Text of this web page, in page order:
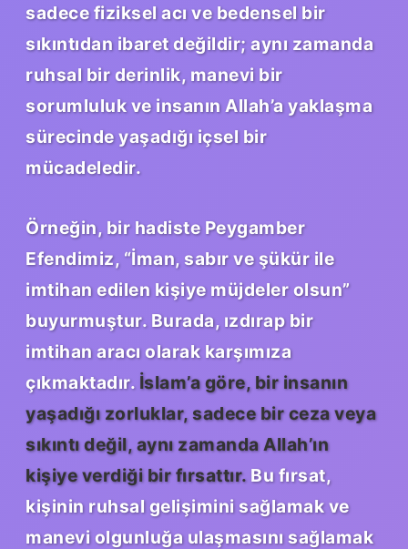
sadece fiziksel acı ve bedensel bir
sıkıntıdan ibaret değildir; aynı zamanda
ruhsal bir derinlik, manevi bir
sorumluluk ve insanın Allah’a yaklaşma
sürecinde yaşadığı içsel bir
mücadeledir.
Örneğin, bir hadiste Peygamber
Efendimiz, “İman, sabır ve şükür ile
imtihan edilen kişiye müjdeler olsun”
buyurmuştur. Burada, ızdırap bir
imtihan aracı olarak karşımıza
çıkmaktadır. İslam’a göre, bir insanın
yaşadığı zorluklar, sadece bir ceza veya
sıkıntı değil, aynı zamanda Allah’ın
kişiye verdiği bir fırsattır. Bu fırsat,
kişinin ruhsal gelişimini sağlamak ve
manevi olgunluğa ulaşmasını sağlamak